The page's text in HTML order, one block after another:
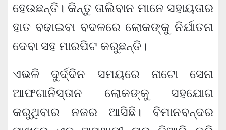
ହେଉଛନ୍ତି। କିନ୍ତୁ ତାଲିବାନ ମାନେ ସହାୟତାର
ହାତ ବଢାଇବା ବଦଳରେ ଲୋକଙ୍କୁ ନିର୍ଯାତନା
ଦେବା ସହ ମାରପିଟ କରୁଛନ୍ତି।
ଏଭଳି ଦୁର୍ଦ୍ଦିନ ସମୟରେ ନାଟୋ ସେନା
ଆଫଗାନିସ୍ତାନ ଲୋକଙ୍କୁ ସହଯୋଗ
କରୁଥିବାର ନଜର ଆସିଛି। ବିମାନବନ୍ଦର